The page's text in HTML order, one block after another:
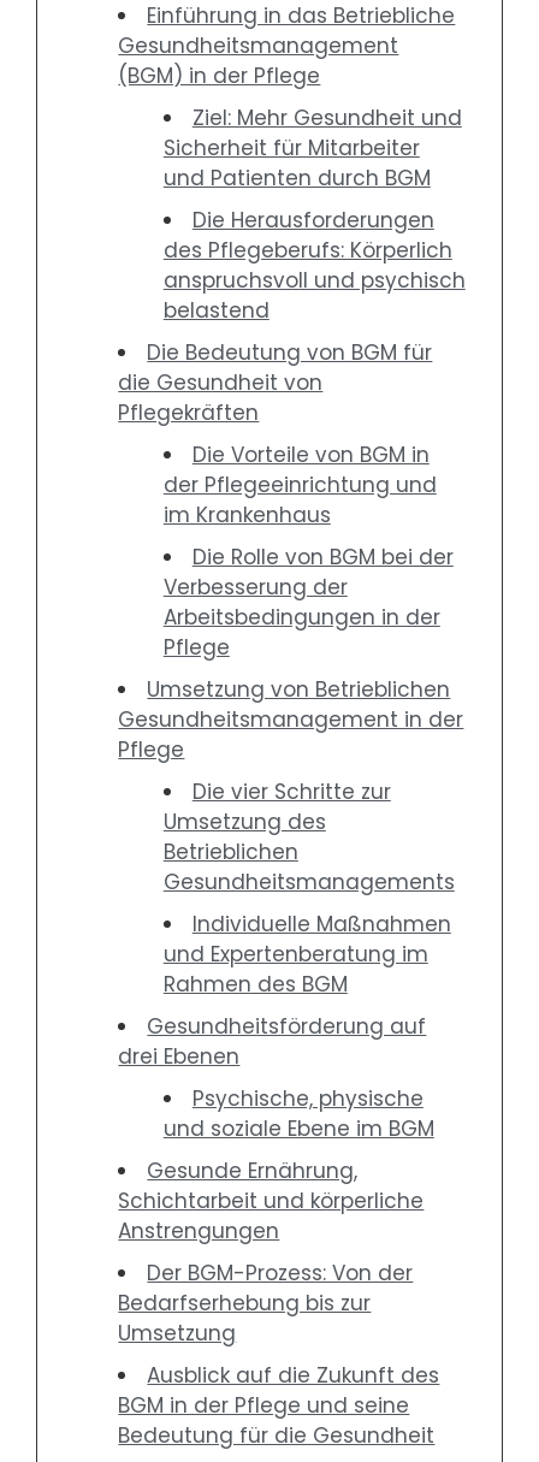
Einführung in das Betriebliche
Gesundheitsmanagement
(BGM) in der Pflege
Ziel: Mehr Gesundheit und
Sicherheit für Mitarbeiter
und Patienten durch BGM
Die Herausforderungen
des Pflegeberufs: Körperlich
anspruchsvoll und psychisch
belastend
Die Bedeutung von BGM für
die Gesundheit von
Pflegekräften
Die Vorteile von BGM in
der Pflegeeinrichtung und
im Krankenhaus
Die Rolle von BGM bei der
Verbesserung der
Arbeitsbedingungen in der
Pflege
Umsetzung von Betrieblichen
Gesundheitsmanagement in der
Pflege
Die vier Schritte zur
Umsetzung des
Betrieblichen
Gesundheitsmanagements
Individuelle Maßnahmen
und Expertenberatung im
Rahmen des BGM
Gesundheitsförderung auf
drei Ebenen
Psychische, physische
und soziale Ebene im BGM
Gesunde Ernährung,
Schichtarbeit und körperliche
Anstrengungen
Der BGM-Prozess: Von der
Bedarfserhebung bis zur
Umsetzung
Ausblick auf die Zukunft des
BGM in der Pflege und seine
Bedeutung für die Gesundheit